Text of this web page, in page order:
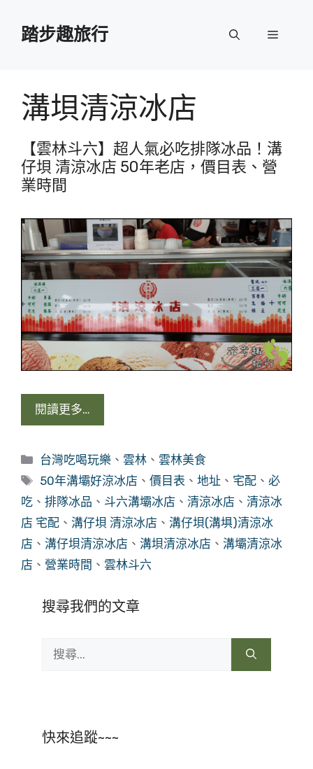
踏步趣旅行 選
溝垻清涼冰店
【雲林斗六】超人氣必吃排隊冰品！溝
仔垻 清涼冰店 50年老店，價目表、營
業時間
閱讀更多…
分
類
台灣吃喝玩樂 、雲林 、雲林美食
標
籤
50年溝壩好涼冰店 、價目表 、地址 、 宅配 、必
吃 、 排隊冰品 、 斗六溝壩冰店 、 清涼冰店 、 清涼冰
店 宅配 、 溝仔垻 清涼冰店 、 溝仔垻(溝埧)清涼冰
店 、 溝仔垻清涼冰店 、 溝垻清涼冰店 、 溝壩清涼冰
店 、 營業時間 、 雲林斗六
搜尋我們的文章
尋:
快來追蹤~~~